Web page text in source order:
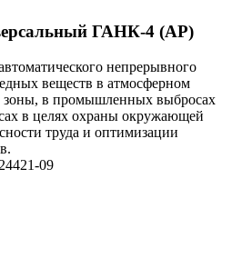
ГАНК-4 (АР)
непрерывного
веществ в атмосферном
зоны, в промышленных выбросах
в целях охраны окружающей
труда и оптимизации
09